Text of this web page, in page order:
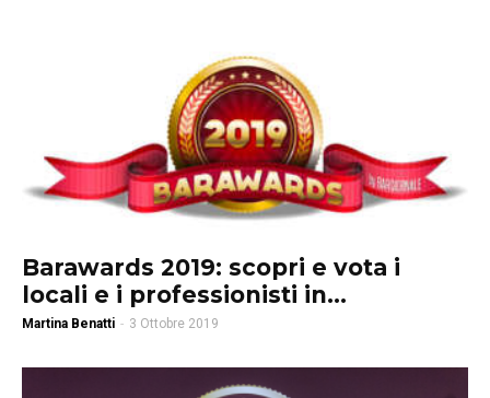
Barawards 2019: scopri e vota i
locali e i professionisti in...
Martina Benatti - 3 Ottobre 2019